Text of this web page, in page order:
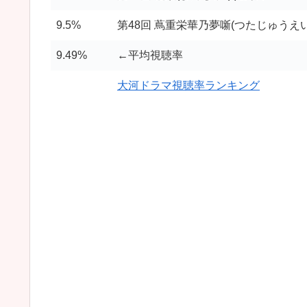
9.5% 第48回 蔦重栄華乃夢噺(つたじゅうえ
9.49% ←平均視聴率
大河ドラマ視聴率ランキング